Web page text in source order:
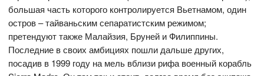
большая часть которого контролируется Вьетнамом, один
остров – тайваньским сепаратистским режимом;
претендуют также Малайзия, Бруней и Филиппины.
Последние в своих амбициях пошли дальше других,
посадив в 1999 году на мель вблизи рифа военный корабль